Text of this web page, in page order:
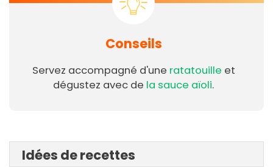
Conseils
Servez accompagné d'une ratatouille et
dégustez avec de la sauce aïoli.
Idées de recettes